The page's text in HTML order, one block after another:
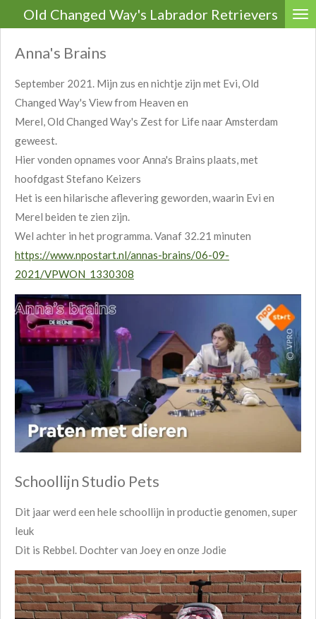
naar
hoofdinhoud
Old Changed Way's Labrador Retrievers
Anna's Brains
September 2021. Mijn zus en nichtje zijn met Evi, Old
Changed Way's View from Heaven en
Merel, Old Changed Way's Zest for Life naar Amsterdam
geweest.
Hier vonden opnames voor Anna's Brains plaats, met
hoofdgast Stefano Keizers
Het is een hilarische aflevering geworden, waarin Evi en
Merel beiden te zien zijn.
Wel achter in het programma. Vanaf 32.21 minuten
https://www.npostart.nl/annas-brains/06-09-
2021/VPWON_1330308
Schoollijn Studio Pets
Dit jaar werd een hele schoollijn in productie genomen, super
leuk
Dit is Rebbel. Dochter van Joey en onze Jodie